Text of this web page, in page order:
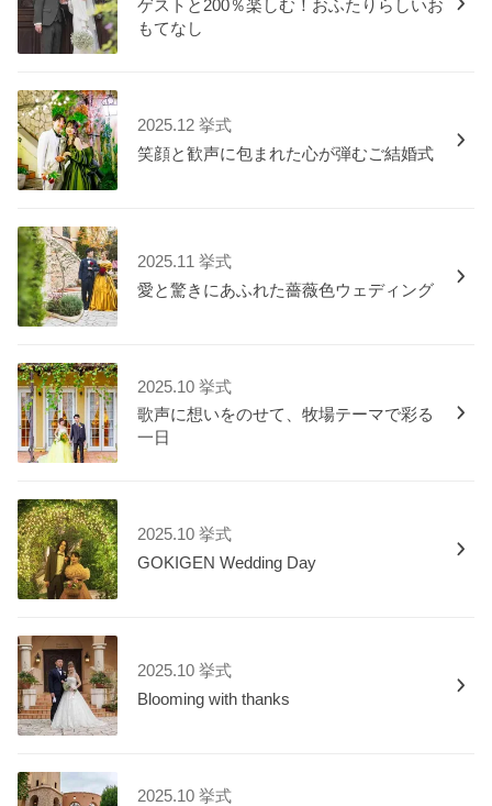
ゲストと200％楽しむ！おふたりらしいお
もてなし
2025.12 挙式
笑顔と歓声に包まれた心が弾むご結婚式
2025.11 挙式
愛と驚きにあふれた薔薇色ウェディング
2025.10 挙式
歌声に想いをのせて、牧場テーマで彩る
一日
2025.10 挙式
GOKIGEN Wedding Day
2025.10 挙式
Blooming with thanks
2025.10 挙式